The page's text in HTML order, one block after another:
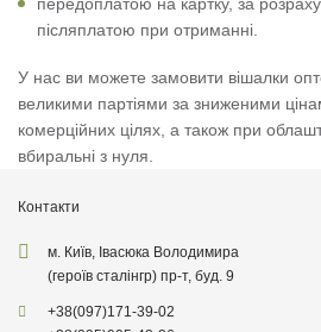
післяплатою при отриманні.
У нас ви можете замовити вішалки
великими партіями за зниженими
комерційних цілях, а також при
вбиральні з нуля.
Контакти
м. Київ, Івасюка Володимира
(героїв сталінгр) пр-т, буд. 9
+38(097)171-39-02